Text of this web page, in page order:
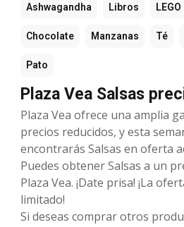
Ashwagandha Libros LEGO
Chocolate Manzanas Té
Pato
Plaza Vea Salsas
Plaza Vea ofrece una amplia
precios reducidos, y esta
encontrarás Salsas en oferta
Puedes obtener Salsas a un
Plaza Vea. ¡Date prisa! ¡La
limitado!
Si deseas comprar otros